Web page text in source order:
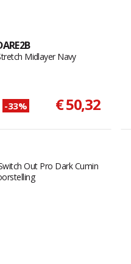
Midlayer Navy
-33% € 50,32